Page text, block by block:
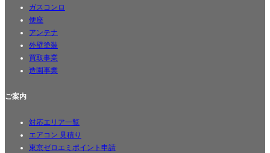
ガスコンロ
便座
アンテナ
外壁塗装
買取事業
造園事業
ご案内
対応エリア一覧
エアコン 見積り
東京ゼロエミポイント申請